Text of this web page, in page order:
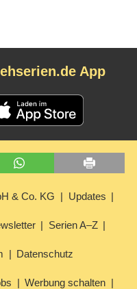
App
& Co. KG Updates
Serien A–Z
Datenschutz
Werbung schalten